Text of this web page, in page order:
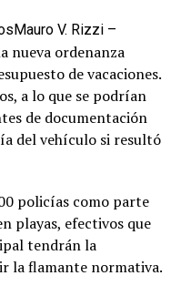
Mauro V. Rizzi –
nueva ordenanza
de vacaciones.
a lo que se podrían
de documentación
del vehículo si resultó
policías como parte
playas, efectivos que
tendrán la
la flamante normativa.